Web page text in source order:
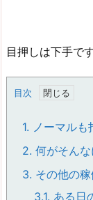
目押しは下手で
目次
1. ノーマルも
2. 何がそん
3. その他の
3.1. ある日